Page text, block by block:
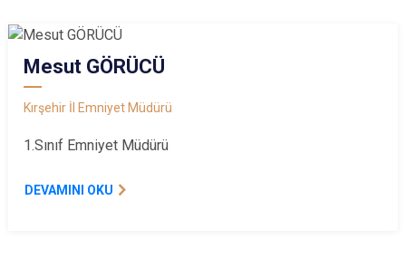
Mesut GÖRÜCÜ
Kırşehir İl Emniyet Müdürü
1.Sınıf Emniyet Müdürü
DEVAMINI OKU